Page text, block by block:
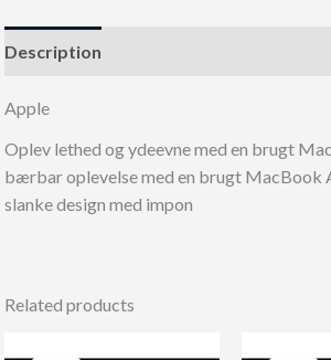
Description
Apple
Oplev lethed og ydeevne med en brugt
bærbar oplevelse med en brugt MacBook
slanke design med impon
Related products